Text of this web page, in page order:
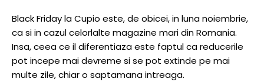
Black Friday la Cupio este, de obicei, in luna noiembrie,
ca si in cazul celorlalte magazine mari din Romania.
Insa, ceea ce il diferentiaza este faptul ca reducerile
pot incepe mai devreme si se pot extinde pe mai
multe zile, chiar o saptamana intreaga.